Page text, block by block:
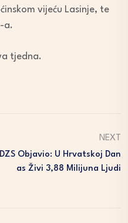
vijeću Lasinje, te
a.
tjedna.
NEXT
DZS Objavio: U Hrvatskoj Dan
As Živi 3,88 Milijuna Ljudi